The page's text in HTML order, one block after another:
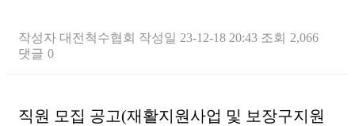
작성자 대전척수협회 작성일 23-12-18 20:43 조회 2,066
댓글 0
직원 모집 공고(재활지원사업 및 보장구지원